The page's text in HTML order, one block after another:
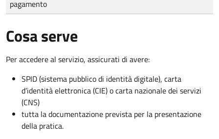
pagamento
Cosa serve
Per accedere al servizio, assicurati di avere:
SPID (sistema pubblico di identità digitale), carta
d’identità elettronica (CIE) o carta nazionale dei servizi
(CNS)
tutta la documentazione prevista per la presentazione
della pratica.